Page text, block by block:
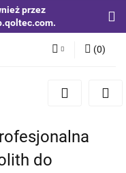
przez
Zaloguj się
Zgody cookies
(0)
do